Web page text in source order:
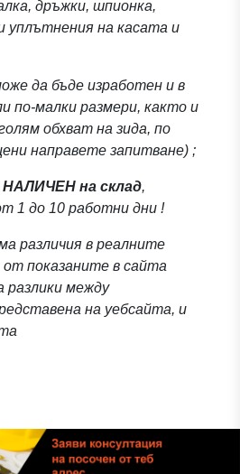
дръжки, шпионка,
уплътнения на касата и
да бъде изработен и в
по-малки размери, както и
обхват на зида, по
направете запитване) ;
НАЛИЧЕН на склад,
1 до 10 работни дни !
различия в реалните
показаните в сайта
разлики между
на уебсайта, и